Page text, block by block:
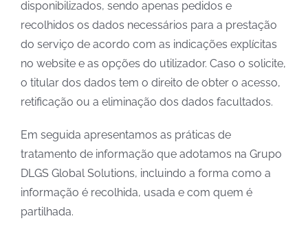
disponibilizados, sendo apenas pedidos e
recolhidos os dados necessários para a prestação
do serviço de acordo com as indicações explícitas
no website e as opções do utilizador. Caso o solicite,
o titular dos dados tem o direito de obter o acesso,
retificação ou a eliminação dos dados facultados.
Em seguida apresentamos as práticas de
tratamento de informação que adotamos na Grupo
DLGS Global Solutions, incluindo a forma como a
informação é recolhida, usada e com quem é
partilhada.